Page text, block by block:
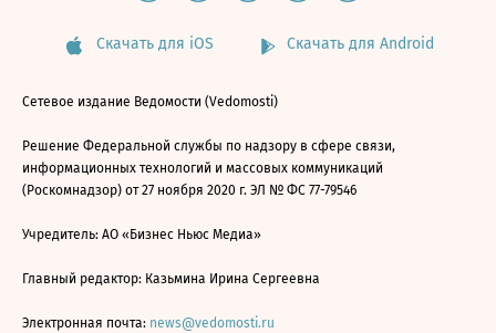
Скачать для iOS Скачать для Android
Сетевое издание Ведомости (Vedomosti)
Решение Федеральной службы по надзору в сфере связи,
информационных технологий и массовых коммуникаций
(Роскомнадзор) от 27 ноября 2020 г. ЭЛ № ФС 77-79546
Учредитель: АО «Бизнес Ньюс Медиа»
Главный редактор: Казьмина Ирина Сергеевна
Электронная почта: news@vedomosti.ru